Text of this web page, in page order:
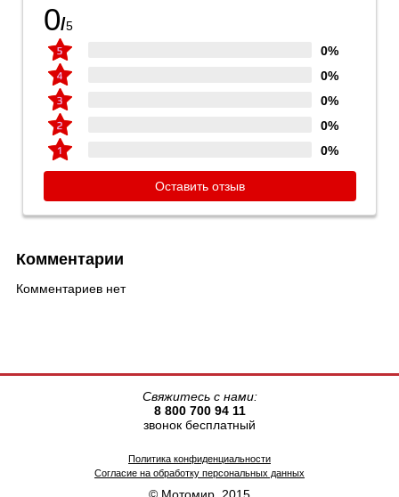
0/5
0%
0%
0%
0%
0%
Оставить отзыв
Комментарии
Комментариев нет
Политика конфиденциальности
Согласие на обработку персональных данных
Свяжитесь с нами:
8 800 700 94 11
звонок бесплатный